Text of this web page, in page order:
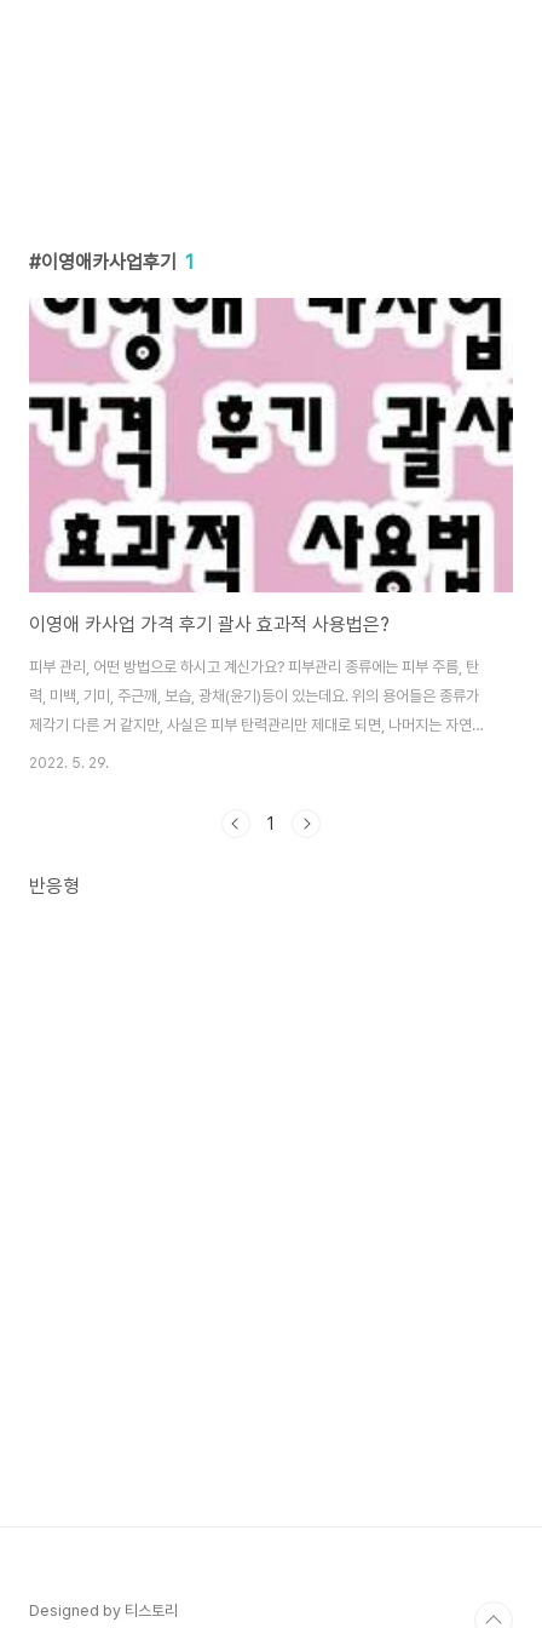
이영애카사업후기 1
이영애 카사업 가격 후기 괄사 효과적 사용법은?
피부 관리, 어떤 방법으로 하시고 계신가요? 피부관리 종류에는 피부 주름, 탄
력, 미백, 기미, 주근깨, 보습, 광채(윤기)등이 있는데요. 위의 용어들은 종류가
제각기 다른 거 같지만, 사실은 피부 탄력관리만 제대로 되면, 나머지는 자연히
해결되는 것들이죠. 주름도 피부를 떠받치고 있던 콜라겐과 엘라스틴이 부족해
워지기 때문이고요. 기미,주근깨도 자외선의 영향도 있지만, 피부가 처지니 더
이 잘 되면 자동으로 광채 또는 윤기가 흐른다고 볼수 있죠. 따라서, 이름만 다
2022. 5. 29.
1
반응형
Designed by 티스토리